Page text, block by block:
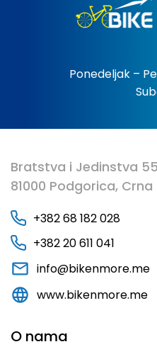
Ponedeljak –
Bratstva i Jedinstva
81000 Podgorica,
+382 68 182 028
+382 20 611 041
info@bikenmore.me
www.bikenmore.me
O nama